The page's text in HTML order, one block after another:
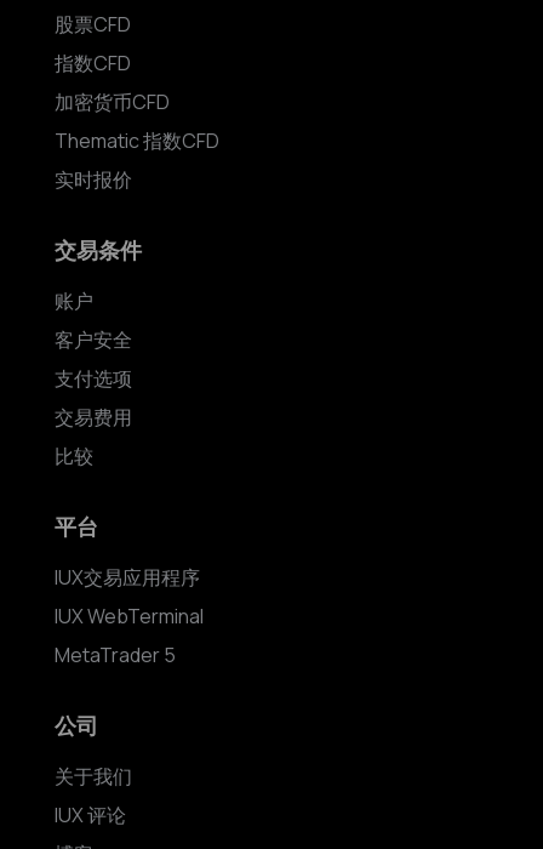
股票CFD
指数CFD
加密货币CFD
Thematic 指数CFD
实时报价
交易条件
账户
客户安全
支付选项
交易费用
比较
平台
IUX交易应用程序
IUX WebTerminal
MetaTrader 5
公司
关于我们
IUX 评论